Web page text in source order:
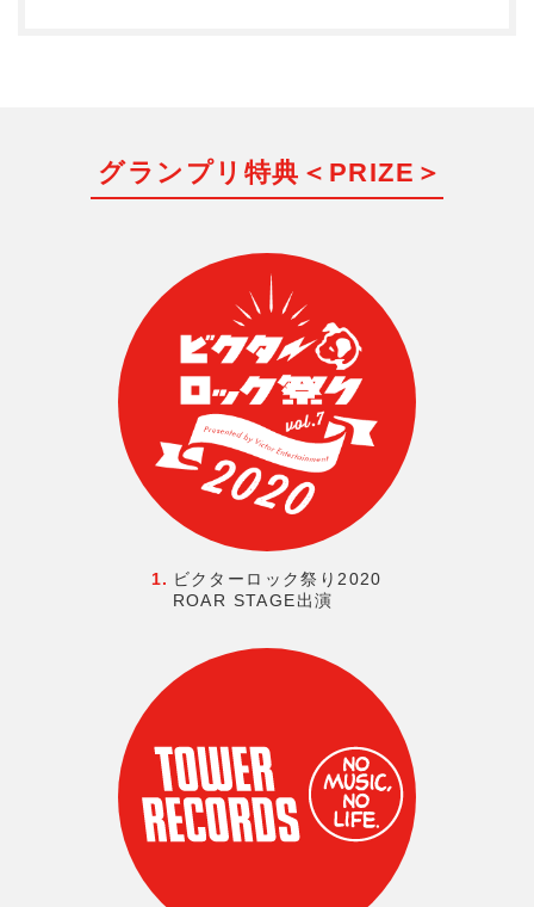
グランプリ特典＜PRIZE＞
1. ビクターロック祭り2020
ROAR STAGE出演